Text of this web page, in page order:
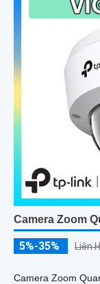
Camera Zoom
5%-35% Liên
Camera Zoom